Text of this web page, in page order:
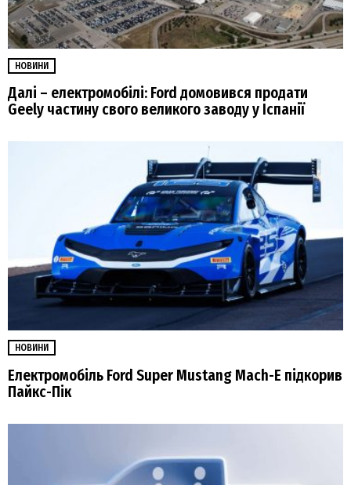
НОВИНИ
Далі – електромобілі: Ford домовився продати
Geely частину свого великого заводу у Іспанії
НОВИНИ
Електромобіль Ford Super Mustang Mach-E підкорив
Пайкс-Пік